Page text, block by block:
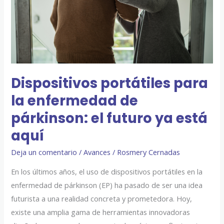
Dispositivos portátiles para
la enfermedad de
párkinson: el futuro ya está
aquí
Deja un comentario /Avances / Rosmery Cernadas
En los últimos años, el uso de dispositivos portátiles en la
enfermedad de párkinson (EP) ha pasado de ser una idea
futurista a una realidad concreta y prometedora. Hoy,
existe una amplia gama de herramientas innovadoras
de
párkinson:
el
futuro
ya
aquí